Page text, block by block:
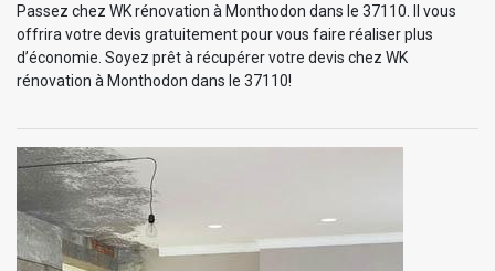
Passez chez WK rénovation à Monthodon dans le 37110. Il vous
offrira votre devis gratuitement pour vous faire réaliser plus
d’économie. Soyez prêt à récupérer votre devis chez WK
rénovation à Monthodon dans le 37110!